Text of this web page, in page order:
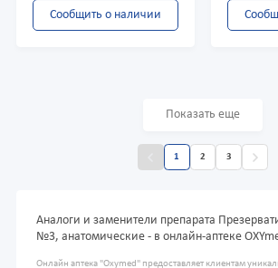
Сообщить о наличии
Показать еще
1 2 3
Аналоги и заменители препарата
№3, анатомические - в онлайн-аптеке
Онлайн аптека "Oxymed" предоставляет клиентам